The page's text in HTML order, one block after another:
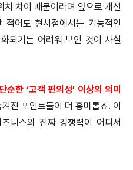
차이 때문이라며 앞으로 개선
어도 현시점에서는 기능적인
되기는 어려워 보인 것이 사실
한 ‘고객 편의성’ 이상의 의미
진 포인트들이 더 흥미롭죠. 이
니스의 진짜 경쟁력이 어디서